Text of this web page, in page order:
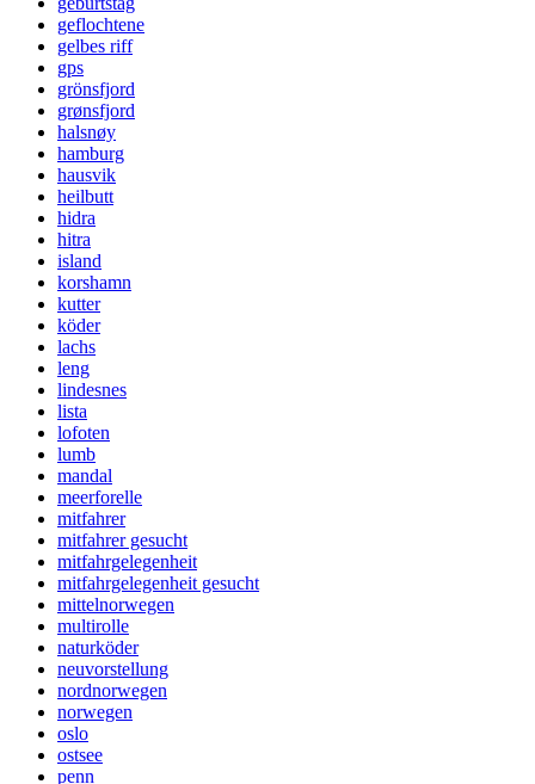
geflochtene
gelbes riff
gps
grönsfjord
grønsfjord
halsnøy
hamburg
hausvik
heilbutt
hidra
hitra
island
korshamn
kutter
köder
lachs
leng
lindesnes
lista
lofoten
lumb
mandal
meerforelle
mitfahrer
mitfahrer gesucht
mitfahrgelegenheit
mitfahrgelegenheit gesucht
mittelnorwegen
multirolle
naturköder
neuvorstellung
nordnorwegen
norwegen
oslo
ostsee
penn